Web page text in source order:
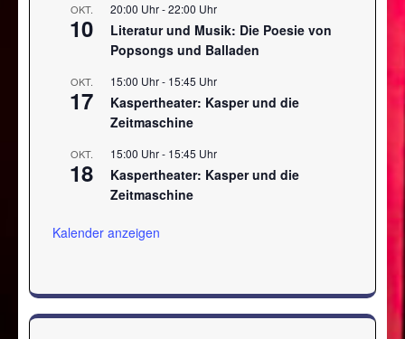
OKT.
10
20:00 Uhr-22:00 Uhr
Literatur und Musik: Die Poesie von
Popsongs und Balladen
OKT.
17
15:00 Uhr- 15:45 Uhr
Kaspertheater: Kasper und die
Zeitmaschine
OKT.
18
15:00 Uhr- 15:45 Uhr
Kaspertheater: Kasper und die
Zeitmaschine
Kalender anzeigen